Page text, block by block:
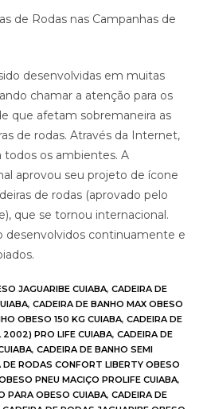
de Rodas nas Campanhas de
desenvolvidas em muitas
chamar a atenção para os
que afetam sobremaneira as
de rodas. Através da Internet,
todos os ambientes. A
aprovou seu projeto de ícone
de rodas (aprovado pelo
que se tornou internacional.
desenvolvidos continuamente e
JAGUARIBE CUIABA, CADEIRA DE
, CADEIRA DE BANHO MAX OBESO
OBESO 150 KG CUIABA, CADEIRA DE
2002) PRO LIFE CUIABA, CADEIRA DE
, CADEIRA DE BANHO SEMI
DE RODAS CONFORT LIBERTY OBESO
PNEU MACIÇO PROLIFE CUIABA,
PARA OBESO CUIABA, CADEIRA DE